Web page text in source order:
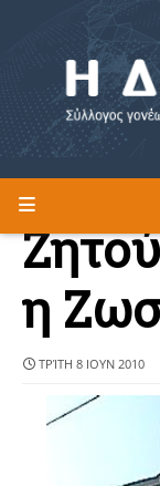
Η
η
ΤΡΊΤΗ 8 ΙΟΥΝ 2010